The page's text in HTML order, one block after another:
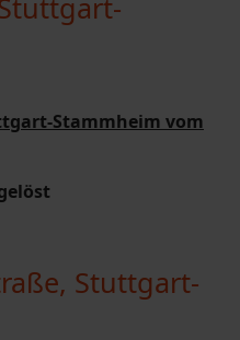
Stammheim vom
Stuttgart-